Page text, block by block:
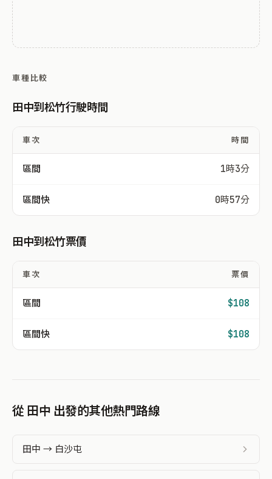
車種比較
田中到松竹行駛時間
車次 時間
區間 1時3分
區間快 0時57分
田中到松竹票價
車次 票價
區間 $108
區間快 $108
從 田中 出發的其他熱門路線
田中 → 白沙屯